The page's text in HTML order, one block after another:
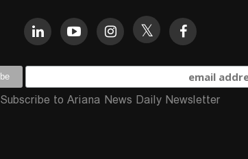
Subscribe to Ariana News Daily Newsletter